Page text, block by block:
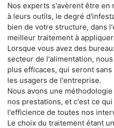
Nos experts s'avèrent être en
à leurs outils, le degré
bien de votre structure, dans
meilleur traitement à appliquer.
Lorsque vous avez des
secteur de l'alimentation,
plus efficaces, qui seront
les usagers de l'entreprise.
Nous avons une
nos prestations, et c'est ce
l'efficience de toutes nos
Le choix du traitement étant